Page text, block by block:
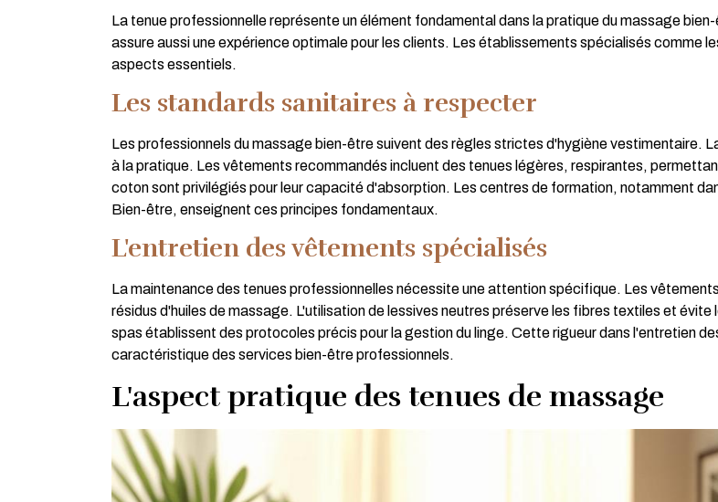
La tenue professionnelle représente un élément fondamental dans la pratique du massage
assure aussi une expérience optimale pour les clients. Les établissements spécialisés comme
aspects essentiels.
Les standards sanitaires à respecter
Les professionnels du massage bien-être suivent des règles strictes d'hygiène vestimentaire.
à la pratique. Les vêtements recommandés incluent des tenues légères, respirantes,
coton sont privilégiés pour leur capacité d'absorption. Les centres de formation, notamment
Bien-être, enseignent ces principes fondamentaux.
L'entretien des vêtements spécialisés
La maintenance des tenues professionnelles nécessite une attention spécifique. Les
résidus d'huiles de massage. L'utilisation de lessives neutres préserve les fibres textiles et
spas établissent des protocoles précis pour la gestion du linge. Cette rigueur dans l'entretien
caractéristique des services bien-être professionnels.
L'aspect pratique des tenues de massage